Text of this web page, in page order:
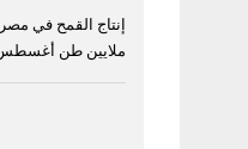
ملايين طن أغسطس 4,